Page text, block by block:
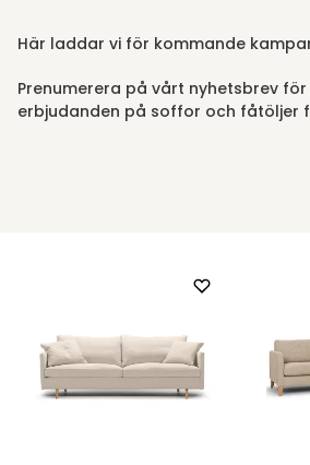
Här laddar vi för kommande
Prenumerera på vårt nyhetsbrev
erbjudanden på soffor och fåtöljer